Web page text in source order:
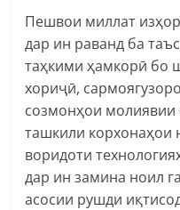
Пешвои миллат
дар ин раванд ба
таҳкими ҳамкорӣ бо
хориҷӣ,
созмонҳои
ташкили корхонаҳои
воридоти
дар ин замина ноил
асосии рушди